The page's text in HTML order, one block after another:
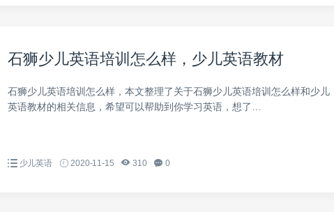
石狮少儿英语培训怎么样，少儿英语教材
石狮少儿英语培训怎么样，本文整理了关于石狮少儿英语培训怎么样和少儿
英语教材的相关信息，希望可以帮助到你学习英语，想了…
少儿英语 2020-11-15 310 0